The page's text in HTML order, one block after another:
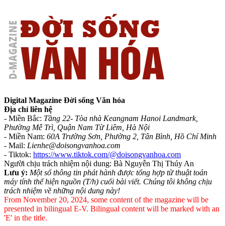
Digital Magazine Đời sống Văn hóa
Địa chỉ liên hệ
- Miền Bắc: Tầng 22- Tòa nhà Keangnam Hanoi Landmark,
Phường Mễ Trì, Quận Nam Từ Liêm, Hà Nội
- Miền Nam: 60A Trường Sơn, Phường 2, Tân Bình, Hồ Chí Minh
- Mail: Lienhe@doisongvanhoa.com
- Tiktok: https://www.tiktok.com/@doisongvanhoa.com
Người chịu trách nhiệm nội dung: Bà Nguyễn Thị Thúy An
Lưu ý: Một số thông tin phát hành được tổng hợp từ thuật toán
máy tính thể hiện nguồn (T/h) cuối bài viết. Chúng tôi không chịu
trách nhiệm về những nội dung này!
From November 20, 2024, some content of the magazine will be
presented in bilingual E-V. Bilingual content will be marked with an
'E' in the title.